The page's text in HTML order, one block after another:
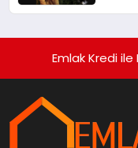
Emlak Kredi ile